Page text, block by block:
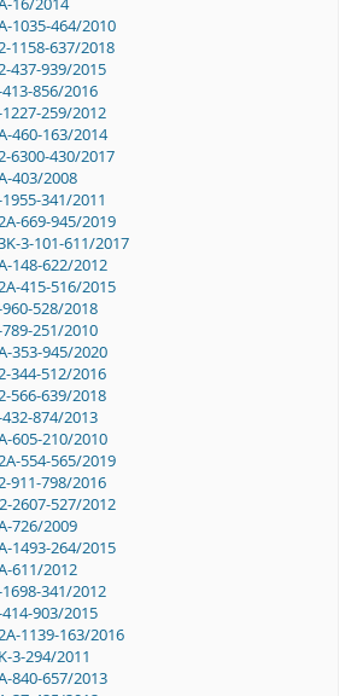
1035-464/2010
1158-637/2018
437-939/2015
856/2016
259/2012
460-163/2014
6300-430/2017
403/2008
341/2011
669-945/2019
3-101-611/2017
148-622/2012
415-516/2015
528/2018
251/2010
353-945/2020
344-512/2016
566-639/2018
874/2013
605-210/2010
554-565/2019
911-798/2016
2607-527/2012
726/2009
1493-264/2015
611/2012
341/2012
903/2015
1139-163/2016
3-294/2011
840-657/2013